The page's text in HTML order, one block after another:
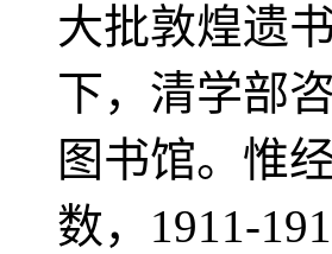
大批敦煌遗
下，清学部
图书馆。惟
数，1911-